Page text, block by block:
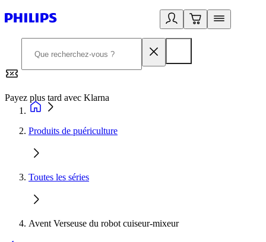
Payez plus tard avec Klarna
Produits de puériculture
Toutes les séries
Avent Verseuse du robot cuiseur-mixeur